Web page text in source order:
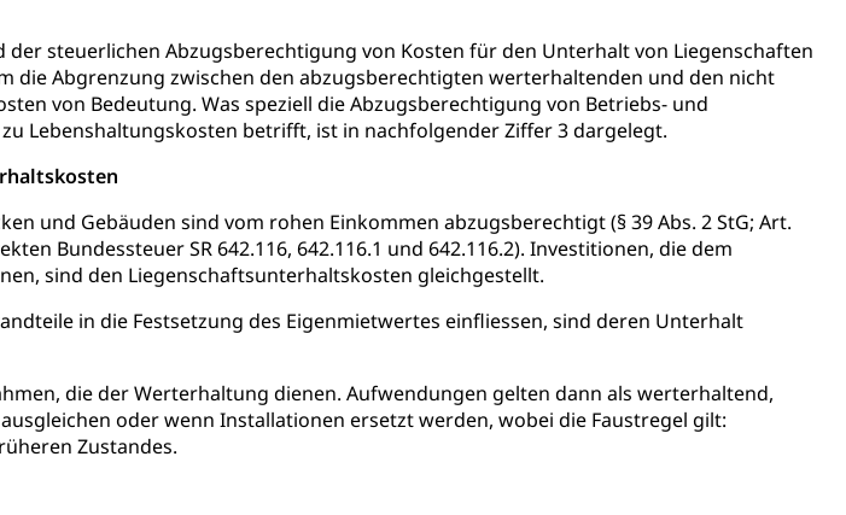
steuerlichen Abzugsberechtigung von Kosten für den Unterhalt von Liegenschaften
die Abgrenzung zwischen den abzugsberechtigten werterhaltenden und den nicht
von Bedeutung. Was speziell die Abzugsberechtigung von Betriebs- und
Lebenshaltungskosten betrifft, ist in nachfolgender Ziffer 3 dargelegt.
und Gebäuden sind vom rohen Einkommen abzugsberechtigt (§ 39 Abs. 2 StG; Art.
Bundessteuer SR 642.116, 642.116.1 und 642.116.2). Investitionen, die dem
sind den Liegenschaftsunterhaltskosten gleichgestellt.
in die Festsetzung des Eigenmietwertes einfliessen, sind deren Unterhalt
die der Werterhaltung dienen. Aufwendungen gelten dann als werterhaltend,
oder wenn Installationen ersetzt werden, wobei die Faustregel gilt:
Zustandes.
Waffentragen, Selbstverteidigung
(WAS Luzern)